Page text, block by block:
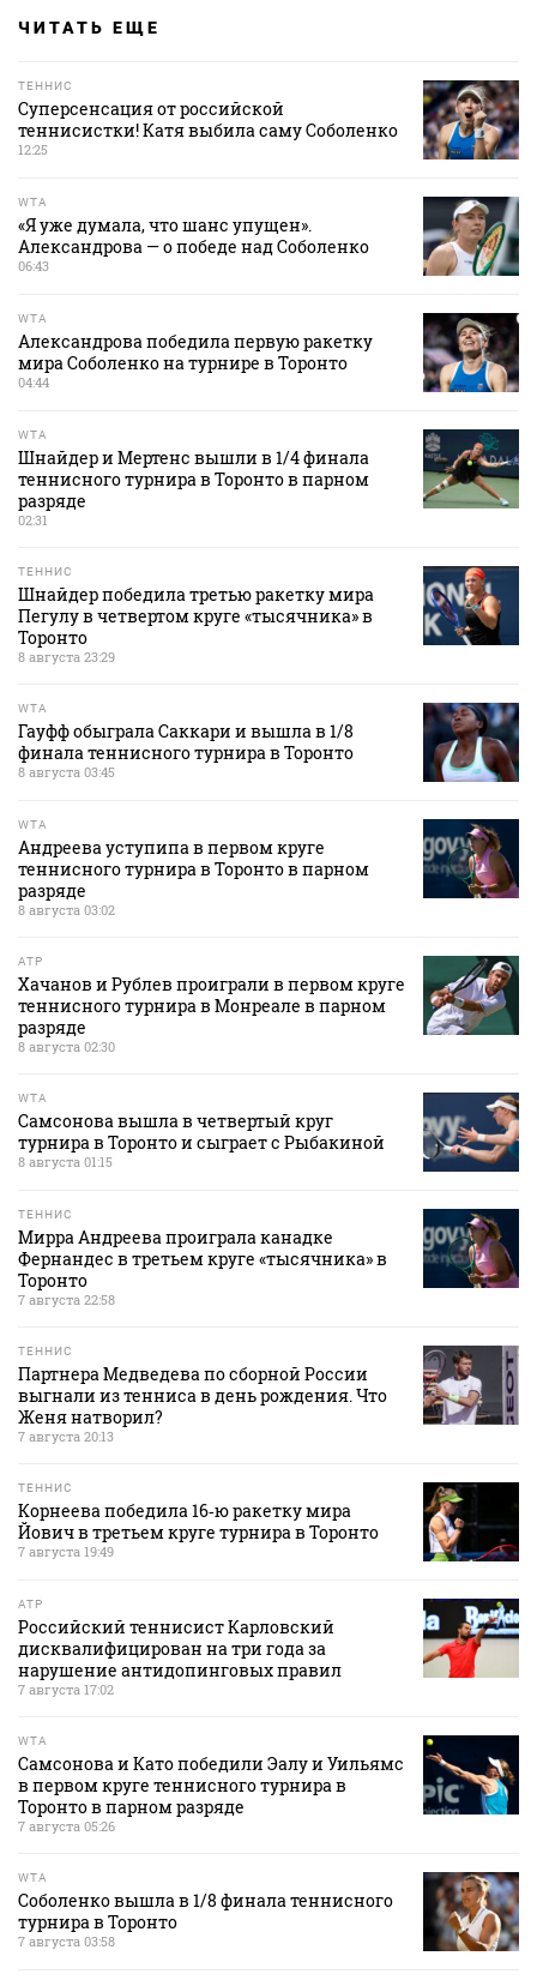
ЧИТАТЬ ЕЩЕ
ТЕННИС
Суперсенсация от российской
теннисистки! Катя выбила саму Соболенко
12:25
WTA
«Я уже думала, что шанс упущен».
Александрова — о победе над Соболенко
06:43
WTA
Александрова победила первую ракетку
мира Соболенко на турнире в Торонто
04:44
WTA
Шнайдер и Мертенс вышли в 1/4 финала
теннисного турнира в Торонто в парном
разряде
02:31
ТЕННИС
Шнайдер победила третью ракетку мира
Пегулу в четвертом круге «тысячника» в
Торонто
8 августа 23:29
WTA
Гауфф обыграла Саккари и вышла в 1/8
финала теннисного турнира в Торонто
8 августа 03:45
WTA
Андреева уступипа в первом круге
теннисного турнира в Торонто в парном
разряде
8 августа 03:02
ATP
Хачанов и Рублев проиграли в первом круге
теннисного турнира в Монреале в парном
разряде
8 августа 02:30
WTA
Самсонова вышла в четвертый круг
турнира в Торонто и сыграет с Рыбакиной
8 августа 01:15
ТЕННИС
Мирра Андреева проиграла канадке
Фернандес в третьем круге «тысячника» в
Торонто
7 августа 22:58
ТЕННИС
Партнера Медведева по сборной России
выгнали из тенниса в день рождения. Что
Женя натворил?
7 августа 20:13
ТЕННИС
Корнеева победила 16‑ю ракетку мира
Йович в третьем круге турнира в Торонто
7 августа 19:49
ATP
Российский теннисист Карловский
дисквалифицирован на три года за
нарушение антидопинговых правил
7 августа 17:02
WTA
Самсонова и Като победили Эалу и Уильямс
в первом круге теннисного турнира в
Торонто в парном разряде
7 августа 05:26
WTA
Соболенко вышла в 1/8 финала теннисного
турнира в Торонто
7 августа 03:58